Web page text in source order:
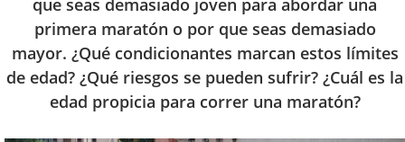
primera maratón o por que seas demasiado
mayor. ¿Qué condicionantes marcan estos límites
de edad? ¿Qué riesgos se pueden sufrir? ¿Cuál es la
edad propicia para correr una maratón?